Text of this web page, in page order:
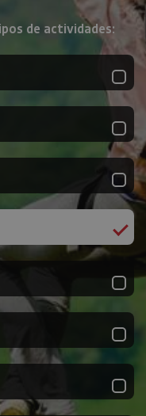
de actividades: